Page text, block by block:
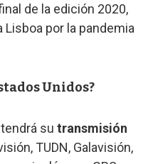
de la edición 2020,
por la pandemia
Unidos?
su transmisión
TUDN, Galavisión,